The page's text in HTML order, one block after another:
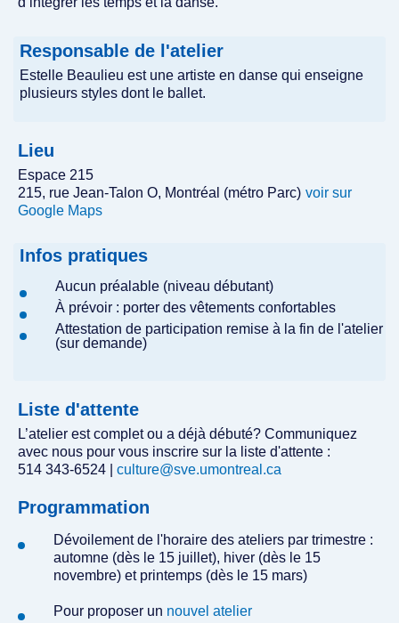
Responsable de l'atelier
Estelle Beaulieu est une artiste en danse qui enseigne
plusieurs styles dont le ballet.
Lieu
Espace 215
215, rue Jean-Talon O, Montréal (métro Parc) voir sur
Google Maps
Infos pratiques
Aucun préalable (niveau débutant)
À prévoir : porter des vêtements confortables
Attestation de participation remise à la fin de l'atelier
(sur demande)
Liste d'attente
L’atelier est complet ou a déjà débuté? Communiquez
avec nous pour vous inscrire sur la liste d'attente :
514 343-6524 | culture@sve.umontreal.ca
Programmation
Dévoilement de l'horaire des ateliers par trimestre :
automne (dès le 15 juillet), hiver (dès le 15
novembre) et printemps (dès le 15 mars)
Pour proposer un nouvel atelier